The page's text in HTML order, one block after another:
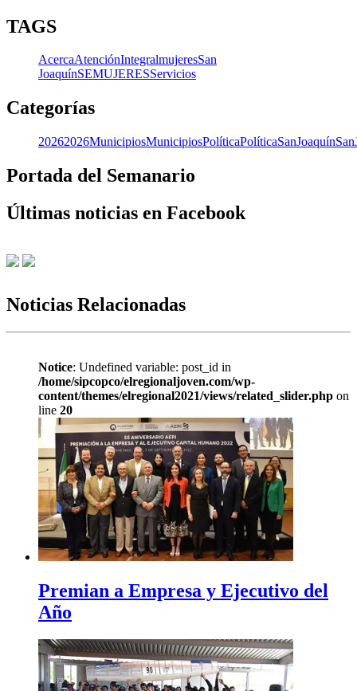
TAGS
AcercaAtenciónIntegralmujeresSan
JoaquínSEMUJERESServicios
Categorías
20262026MunicipiosMunicipiosPolíticaPolíticaSanJoaquín
Portada del Semanario
Últimas noticias en Facebook
Noticias Relacionadas
Notice: Undefined variable: post_id in
/home/sipcopco/elregionaljoven.com/wp-
content/themes/elregional2021/views/related_slider.php on
line 20
Premian a Empresa y Ejecutivo del
Año